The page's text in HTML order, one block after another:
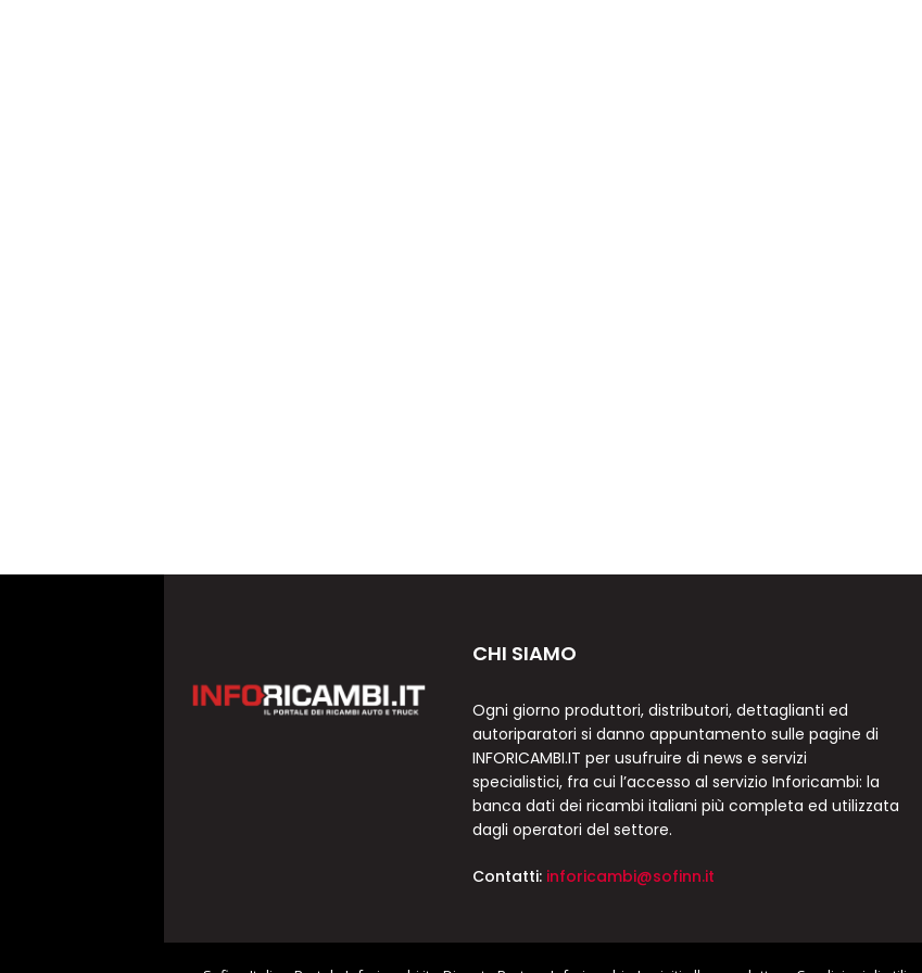
CHI SIAMO
Ogni giorno produttori, distributori, dettaglianti ed
autoriparatori si danno appuntamento sulle pagine di
INFORICAMBI.IT per usufruire di news e servizi
specialistici, fra cui l’accesso al servizio Inforicambi: la
banca dati dei ricambi italiani più completa ed utilizzata
dagli operatori del settore.
Contatti: inforicambi@sofinn.it